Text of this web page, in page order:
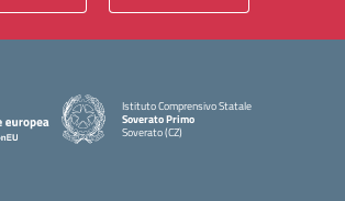
Istituto Comprensivo Statale
Soverato Primo
Soverato (CZ)